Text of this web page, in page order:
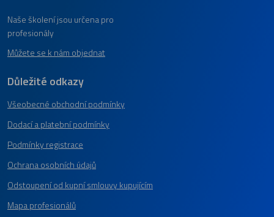
Naše školení jsou určena pro
profesionály
Můžete se k nám objednat
Důležité odkazy
Všeobecné obchodní podmínky
Dodací a platební podmínky
Podmínky registrace
Ochrana osobních údajů
Odstoupení od kupní smlouvy kupujícím
Mapa profesionálů